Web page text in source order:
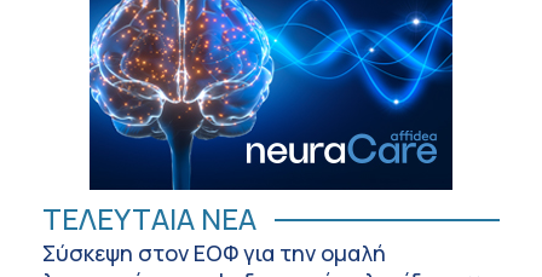
ΤΕΛΕΥΤΑΙΑ ΝΕΑ
Σύσκεψη στον ΕΟΦ για την ομαλή